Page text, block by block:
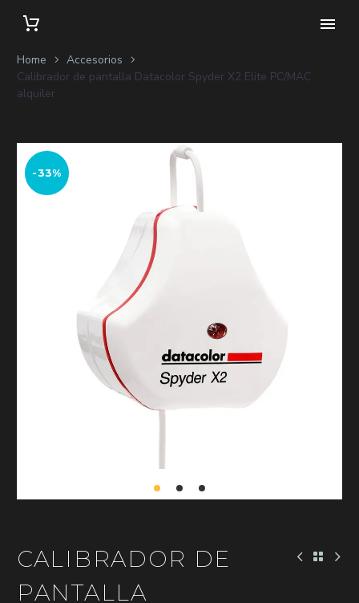
Home
Accesorios
Calibrador de pantalla Datacolor Spyder X2 Elite PC/MAC
alquiler
-33%
CALIBRADOR DE
PANTALLA